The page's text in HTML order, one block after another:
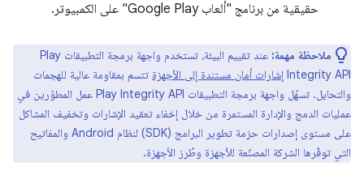
حقيقية من برنامج "ألعاب Google Play" على الكمبيوتر.
ملاحظة مهمة:
عند تقييم البيئة، تستخدم واجهة برمجة التطبيقات Play
Integrity API إشارات أمان مستندة إلى الأجهزة تتسم بمقاومة عالية للهجمات
والتحايل. تسهّل واجهة برمجة التطبيقات Play Integrity API عمل المطوّرين في
عمليات الدمج والإدارة المستمرة من خلال إخفاء تعقيد الإشارات وتخفيف المشاكل
على مستوى إصدارات حزمة تطوير البرامج (SDK) لنظام Android والمفاتيح
التي توفّرها الشركة المصنّعة للأجهزة وطُرز الأجهزة.